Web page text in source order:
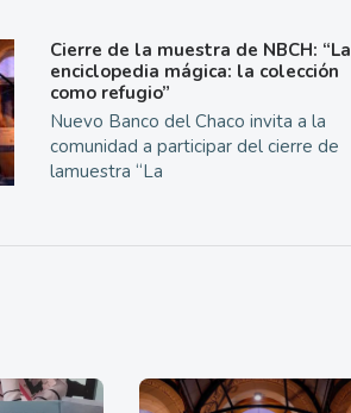
Cierre de la muestra de NBCH: “La
enciclopedia mágica: la colección
como refugio”
Nuevo Banco del Chaco invita a la
comunidad a participar del cierre de
lamuestra “La